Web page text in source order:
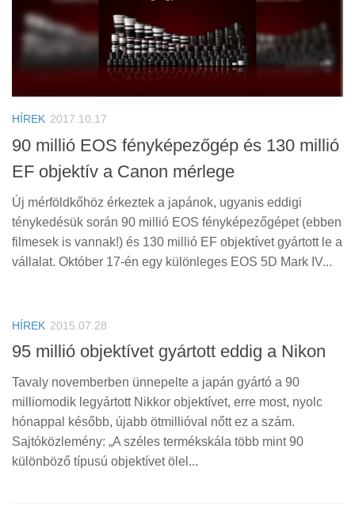
HÍREK 2017.10.17
90 millió EOS fényképezőgép és 130 millió
EF objektív a Canon mérlege
Új mérföldkőhöz érkeztek a japánok, ugyanis eddigi
ténykedésük során 90 millió EOS fényképezőgépet (ebben
filmesek is vannak!) és 130 millió EF objektívet gyártott le a
vállalat. Október 17-én egy különleges EOS 5D Mark IV...
HÍREK 2015.07.28
95 millió objektívet gyártott eddig a Nikon
Tavaly novemberben ünnepelte a japán gyártó a 90
milliomodik legyártott Nikkor objektívet, erre most, nyolc
hónappal később, újabb ötmillióval nőtt ez a szám.
Sajtóközlemény: „A széles termékskála több mint 90
különböző típusú objektívet ölel...